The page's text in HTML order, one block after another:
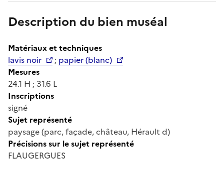
Description du bien muséal
Matériaux et techniques
lavis noir
; papier (blanc)
Mesures
24.1 H ; 31.6 L
Inscriptions
signé
Sujet représenté
paysage (parc, façade, château, Hérault d)
Précisions sur le sujet représenté
FLAUGERGUES